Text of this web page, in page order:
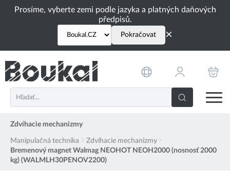
Prosíme, vyberte zemi podle jazyka a platných daňových
předpisů.
Pokračovat ×
Zdvíhacie mechanizmy
Manipulačná technika
Zdvíhacie mechanizmy
Bremenový magnet Walmag NEOHOT NEOH2000 (nosnosť 2000
kg) (WALMLH30PENOV2200)